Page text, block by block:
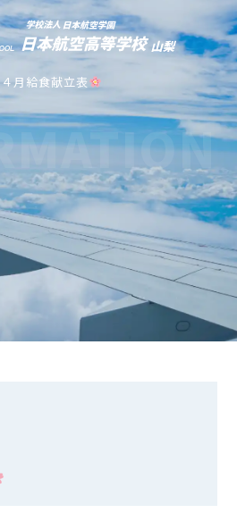
月給食献立表